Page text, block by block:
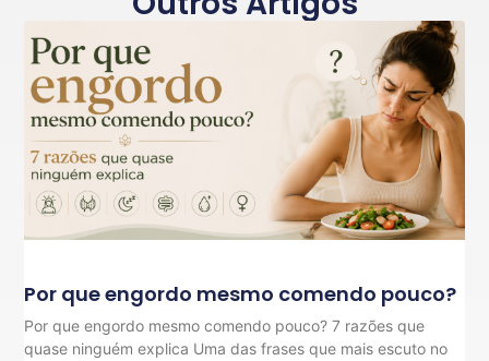
Por que engordo mesmo comendo pouco?
Por que engordo mesmo comendo pouco? 7 razões que
quase ninguém explica Uma das frases que mais escuto no